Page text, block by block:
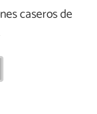
caseros de